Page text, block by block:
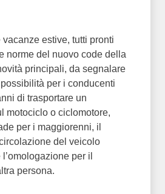
estive, tutti pronti
norme del nuovo code della
principali, da segnalare
per i conducenti
di trasportare un
motociclo o ciclomotore,
per i maggiorenni, il
del veicolo
per il
persona.